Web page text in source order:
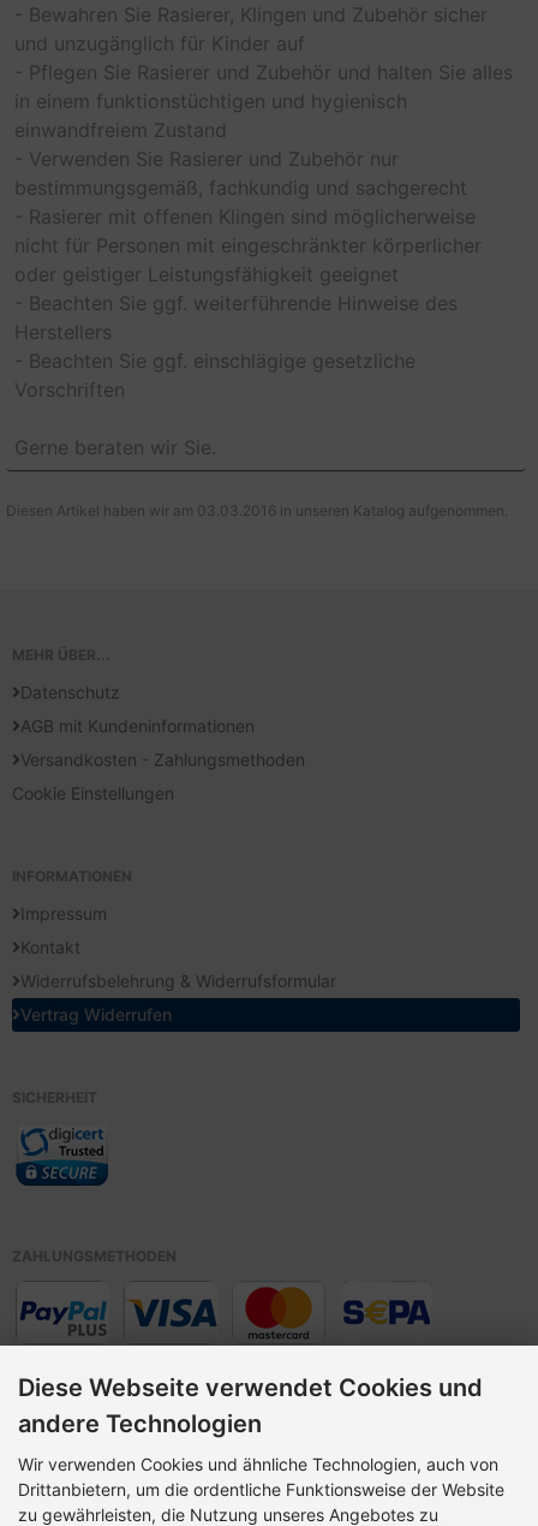
- Bewahren Sie Rasierer, Klingen und Zubehör sicher
und unzugänglich für Kinder auf
- Pflegen Sie Rasierer und Zubehör und halten Sie alles
in einem funktionstüchtigen und hygienisch
einwandfreiem Zustand
- Verwenden Sie Rasierer und Zubehör nur
bestimmungsgemäß, fachkundig und sachgerecht
- Rasierer mit offenen Klingen sind möglicherweise
nicht für Personen mit eingeschränkter körperlicher
oder geistiger Leistungsfähigkeit geeignet
- Beachten Sie ggf. weiterführende Hinweise des
Herstellers
- Beachten Sie ggf. einschlägige gesetzliche
Vorschriften
Gerne beraten wir Sie.
Diesen Artikel haben wir am 03.03.2016 in unseren Katalog aufgenommen.
MEHR ÜBER...
Datenschutz
AGB mit Kundeninformationen
Versandkosten - Zahlungsmethoden
Cookie Einstellungen
INFORMATIONEN
Impressum
Kontakt
Widerrufsbelehrung & Widerrufsformular
Vertrag Widerrufen
SICHERHEIT
ZAHLUNGSMETHODEN
Vorkasse,
Paypal Plus ( Kreditkarte> und Lastschrift Zahlungen,
Diese Webseite verwendet Cookies und
andere Technologien
Wir verwenden Cookies und ähnliche Technologien, auch von
Drittanbietern, um die ordentliche Funktionsweise der Website
zu gewährleisten, die Nutzung unseres Angebotes zu